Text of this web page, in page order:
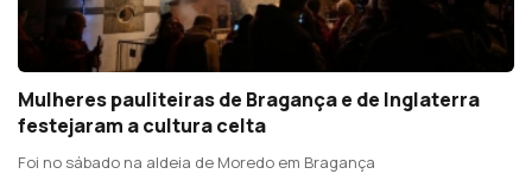
Mulheres pauliteiras de Bragança e de Inglaterra
festejaram a cultura celta
Foi no sábado na aldeia de Moredo em Bragança